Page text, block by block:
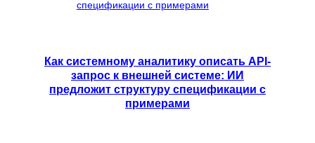
Как системному аналитику описать API-
запрос к внешней системе: ИИ
предложит структуру спецификации с
примерами